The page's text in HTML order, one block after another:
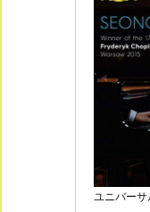
ユニバー